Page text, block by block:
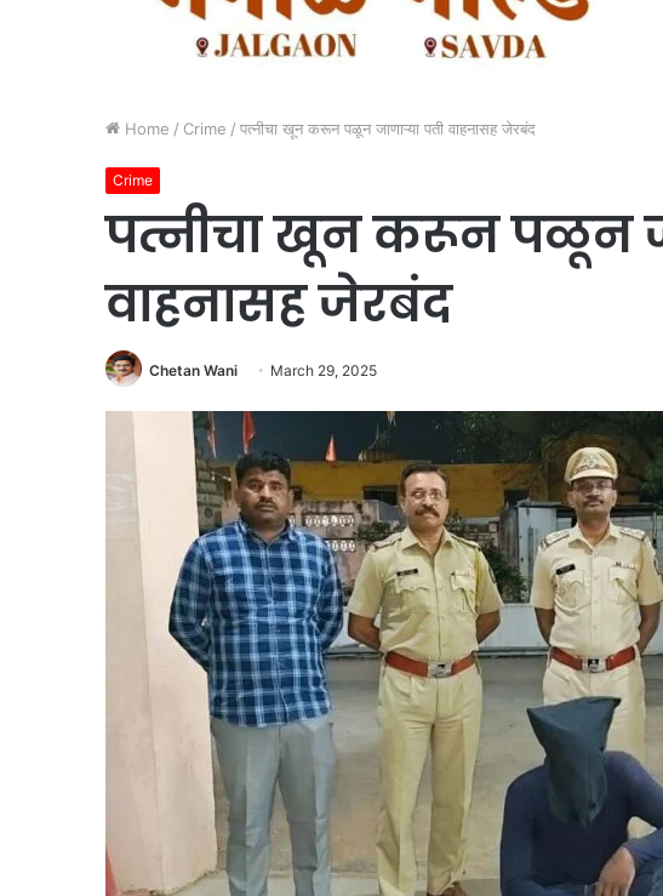
Home / Crime / पत्नीचा खून करून पळून जाणाऱ्या पती वाहनासह जेरबंद
Crime
पत्नीचा खून करून पळून
वाहनासह जेरबंद
Chetan Wani March 29, 2025